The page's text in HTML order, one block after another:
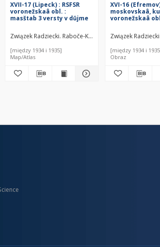
topografov. Instytucja sprawcza. Wydawca
Krasnaâ Armiâ. Upravlenie voennyh topografov.
XVII-17 (Lipeck) : RSFSR
voronežskaâ obl. :
masštab 3 versty v dŭjme
Związek Radziecki. Raboče-Krest'ânskaâ Krasnaâ
[między 1934 i 1935]
Map/Atlas
XVI-16 (Efremov)
moskovskaâ,
voronežskaâ
Związek
[między 1934 i
Obraz